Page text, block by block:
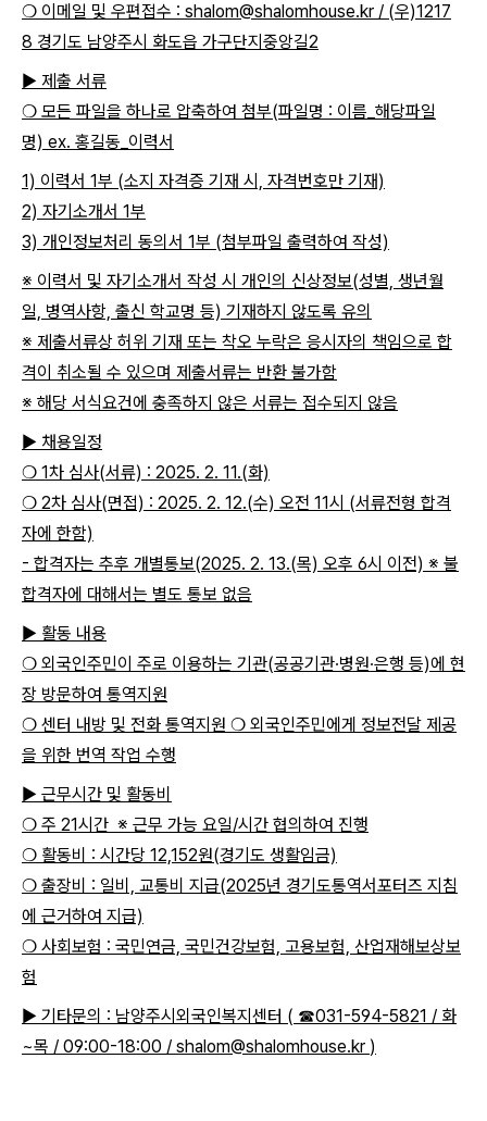
❍ 이메일 및 우편접수 : shalom@shalomhouse.kr / (우)1217
8 경기도 남양주시 화도읍 가구단지중앙길2
▶ 제출 서류
❍ 모든 파일을 하나로 압축하여 첨부(파일명 : 이름_해당파일
명) ex. 홍길동_이력서
1) 이력서 1부 (소지 자격증 기재 시, 자격번호만 기재)
2) 자기소개서 1부
3) 개인정보처리 동의서 1부 (첨부파일 출력하여 작성)
※ 이력서 및 자기소개서 작성 시 개인의 신상정보(성별, 생년월
일, 병역사항, 출신 학교명 등) 기재하지 않도록 유의
※ 제출서류상 허위 기재 또는 착오 누락은 응시자의 책임으로 합
격이 취소될 수 있으며 제출서류는 반환 불가함
※ 해당 서식요건에 충족하지 않은 서류는 접수되지 않음
▶ 채용일정
❍ 1차 심사(서류) : 2025. 2. 11.(화)
❍ 2차 심사(면접) : 2025. 2. 12.(수) 오전 11시 (서류전형 합격
자에 한함)
- 합격자는 추후 개별통보(2025. 2. 13.(목) 오후 6시 이전) ※ 불
합격자에 대해서는 별도 통보 없음
▶ 활동 내용
❍ 외국인주민이 주로 이용하는 기관(공공기관∙병원∙은행 등)에 현
장 방문하여 통역지원
❍ 센터 내방 및 전화 통역지원 ❍ 외국인주민에게 정보전달 제공
을 위한 번역 작업 수행
▶ 근무시간 및 활동비
❍ 주 21시간 ※ 근무 가능 요일/시간 협의하여 진행
❍ 활동비 : 시간당 12,152원(경기도 생활임금)
❍ 출장비 : 일비, 교통비 지급(2025년 경기도통역서포터즈 지침
에 근거하여 지급)
❍ 사회보험 : 국민연금, 국민건강보험, 고용보험, 산업재해보상보
험
▶ 기타문의 : 남양주시외국인복지센터 ( ☎031-594-5821 / 화
~목 / 09:00-18:00 / shalom@shalomhouse.kr )